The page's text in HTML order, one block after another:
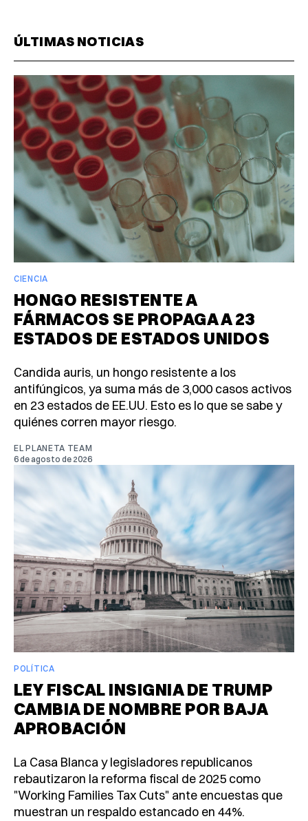
ÚLTIMAS NOTICIAS
CIENCIA
HONGO RESISTENTE A
FÁRMACOS SE PROPAGA A 23
ESTADOS DE ESTADOS UNIDOS
Candida auris, un hongo resistente a los
antifúngicos, ya suma más de 3,000 casos activos
en 23 estados de EE.UU. Esto es lo que se sabe y
quiénes corren mayor riesgo.
EL PLANETA TEAM
6 de agosto de 2026
POLÍTICA
LEY FISCAL INSIGNIA DE TRUMP
CAMBIA DE NOMBRE POR BAJA
APROBACIÓN
La Casa Blanca y legisladores republicanos
rebautizaron la reforma fiscal de 2025 como
"Working Families Tax Cuts" ante encuestas que
muestran un respaldo estancado en 44%.